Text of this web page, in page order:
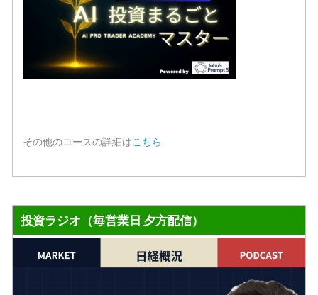
その他のコースの詳細はこちら
投資ラジオ（毎営業日 夕方配信）